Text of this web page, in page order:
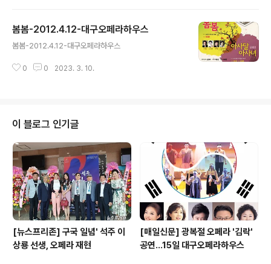
봄봄-2012.4.12-대구오페라하우스
봄봄-2012.4.12-대구오페라하우스
0 0 2023. 3. 10.
이 블로그 인기글
[뉴스프리존] 구국 일념' 석주 이
상룡 선생, 오페라 재현
[매일신문] 광복절 오페라 '김락'
공연…15일 대구오페라하우스